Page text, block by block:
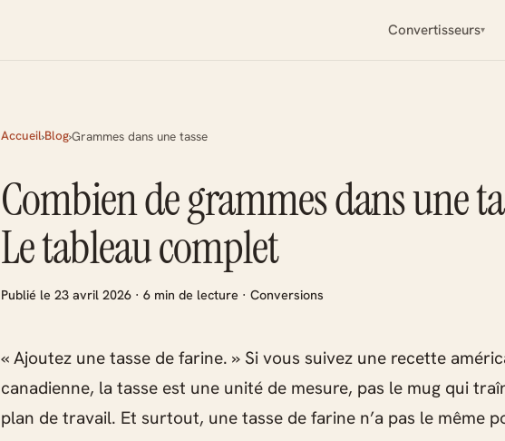
Convertisseurs
Accueil›Blog›Grammes dans une tasse
Combien de grammes dans une
Le tableau complet
Publié le 23 avril 2026 · 6 min de lecture · Conversions
« Ajoutez une tasse de farine. » Si vous suivez une recette
canadienne, la tasse est une unité de mesure, pas le mug qui
plan de travail. Et surtout, une tasse de farine n’a pas le même